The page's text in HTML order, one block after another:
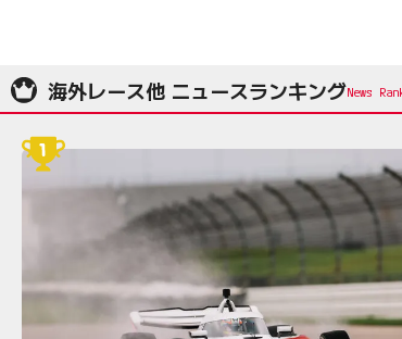
海外レース他 ニュースランキング